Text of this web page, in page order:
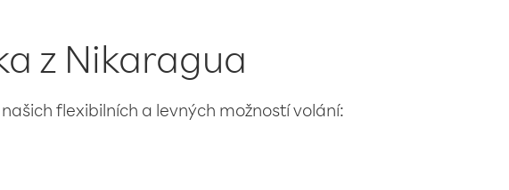
z Nikaragua
flexibilních a levných možností volání: